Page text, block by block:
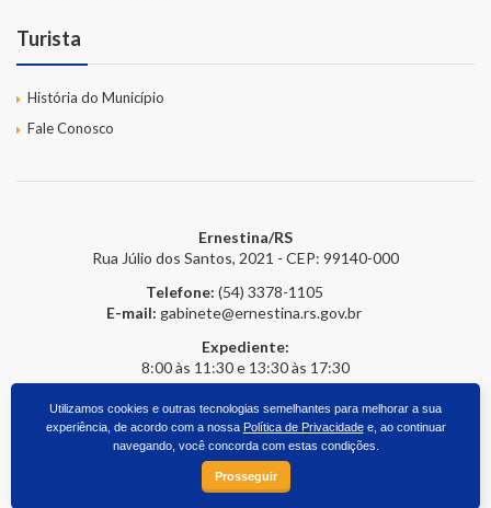
Turista
História do Município
Fale Conosco
Ernestina/RS
Rua Júlio dos Santos, 2021 - CEP: 99140-000
Telefone: (54) 3378-1105
E-mail: gabinete@ernestina.rs.gov.br
Expediente:
8:00 às 11:30 e 13:30 às 17:30
2026 © Prefeitura Online- Todos os direitos reservados.
Utilizamos cookies e outras tecnologias semelhantes para melhorar a sua
experiência, de acordo com a nossa Política de Privacidadee, ao continuar
navegando, você concorda com estas condições.
Prosseguir